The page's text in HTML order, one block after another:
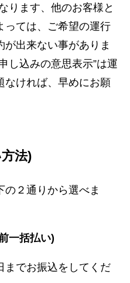
ります、他のお客様と
っては、ご希望の運行
が出来ない事がありま
し込みの意思表示”は運
なければ、早めにお願
法)
の２通りから選べま
一括払い)
までお振込をしてくだ